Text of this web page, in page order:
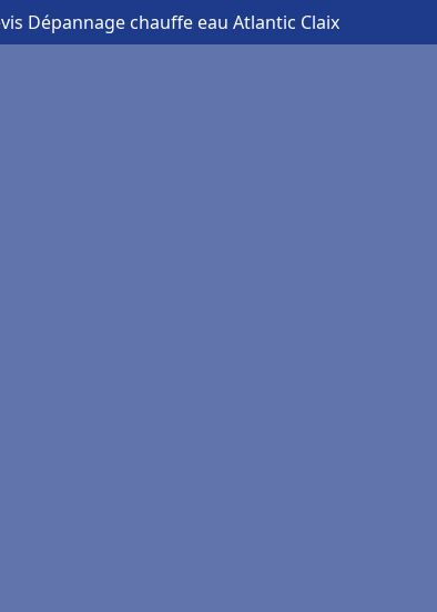
Dépannage chauffe eau Atlantic Claix